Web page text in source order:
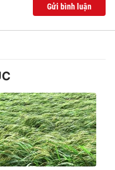
Gửi bình luận